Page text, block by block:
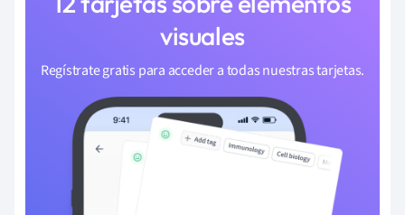
visuales
Regístrate gratis para acceder a todas nuestras tarjetas.